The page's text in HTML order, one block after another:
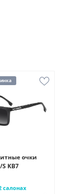
очки
KB7
салонах